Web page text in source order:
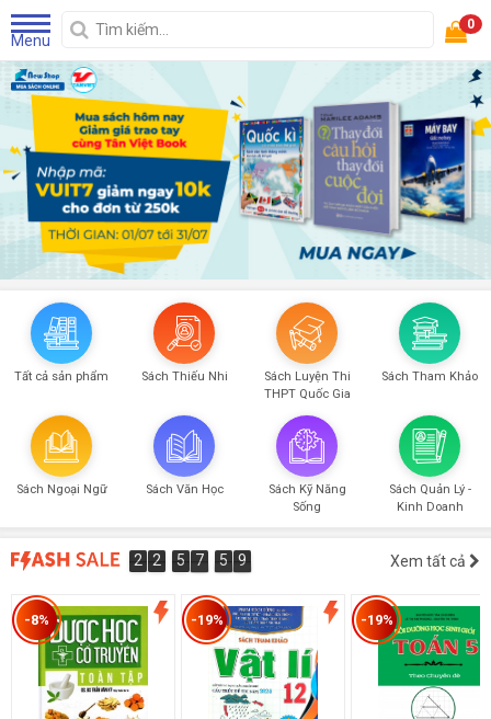
Menu
0
Tất cả sản phẩm Sách Thiếu Nhi
Sách Luyện Thi
THPT Quốc Gia
Sách Tham Khảo
Sách Ngoại Ngữ Sách Văn Học
Sách Kỹ Năng
Sống
Sách Quản Lý -
Kinh Doanh
2
2 2
2 5
5 7
8
7 5
0
5 7
8
7
9
8 Xem tất cả
-8% -19% -19%